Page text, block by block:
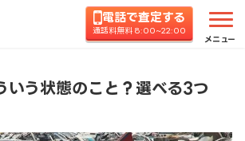
電話で査定する
通話料無料 8:00~22:00
メニュー
TOP 車の手続き・処分ガイド 廃
いう状態のこと？選べる3つ